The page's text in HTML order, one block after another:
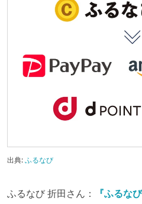
出典:ふるなび
ふるなび 折田さん： 『ふるな